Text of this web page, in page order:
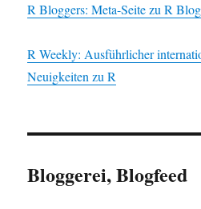
R Bloggers: Meta-Seite zu R
R Weekly: Ausführlicher
Neuigkeiten zu R
Bloggerei, Blogfeed